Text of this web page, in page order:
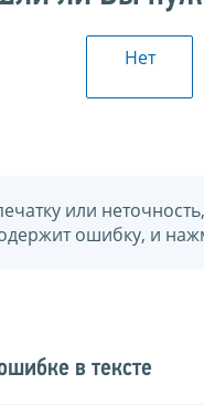
Нет
или
ошибку, и
в тексте